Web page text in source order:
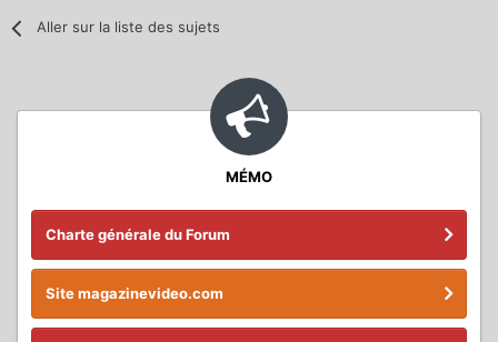
Aller sur la liste des sujets
MÉMO
Charte générale du Forum
Site magazinevideo.com